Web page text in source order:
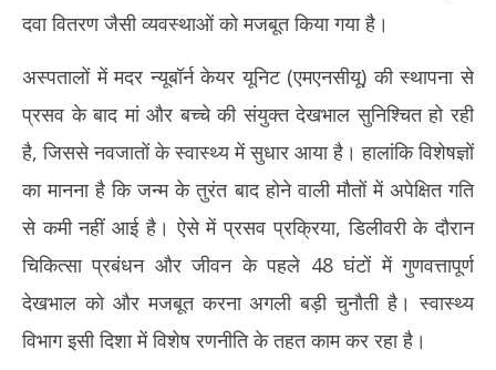
दवा वितरण जैसी व्यवस्थाओं को मजबूत किया गया है।
अस्पतालों में मदर न्यूबॉर्न केयर यूनिट (एमएनसीयू) की स्थापना से
प्रसव के बाद मां और बच्चे की संयुक्त देखभाल सुनिश्चित हो रही
है, जिससे नवजातों के स्वास्थ्य में सुधार आया है। हालांकि विशेषज्ञों
का मानना है कि जन्म के तुरंत बाद होने वाली मौतों में अपेक्षित गति
से कमी नहीं आई है। ऐसे में प्रसव प्रक्रिया, डिलीवरी के दौरान
चिकित्सा प्रबंधन और जीवन के पहले 48 घंटों में गुणवत्तापूर्ण
देखभाल को और मजबूत करना अगली बड़ी चुनौती है। स्वास्थ्य
विभाग इसी दिशा में विशेष रणनीति के तहत काम कर रहा है।